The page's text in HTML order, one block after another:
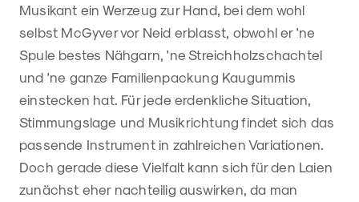
Musikant ein Werzeug zur Hand, bei dem wohl
selbst McGyver vor Neid erblasst, obwohl er 'ne
Spule bestes Nähgarn, 'ne Streichholzschachtel
und 'ne ganze Familienpackung Kaugummis
einstecken hat. Für jede erdenkliche Situation,
Stimmungslage und Musikrichtung findet sich das
passende Instrument in zahlreichen Variationen.
Doch gerade diese Vielfalt kann sich für den Laien
zunächst eher nachteilig auswirken, da man